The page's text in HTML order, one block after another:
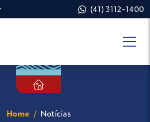
(41) 3112-1400
Home Notícias